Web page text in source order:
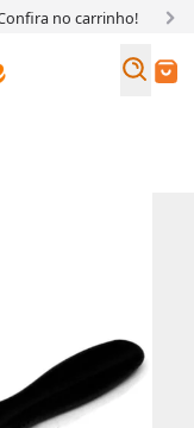
no carrinho!
Buscar